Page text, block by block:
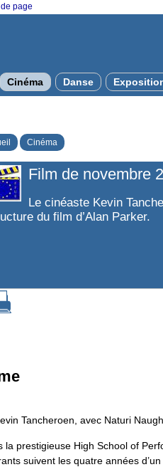
page
Cinéma Danse
Cinéma
Film de novembre
Le cinéaste Kevin
du film d’Alan Parker.
Tancheroen, avec Naturi
la prestigieuse High School of
suivent les quatre années